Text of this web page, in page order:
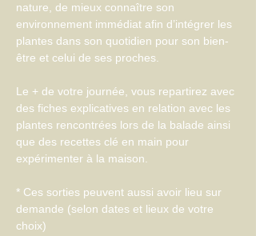
nature, de mieux connaître son
environnement immédiat afin d’intégrer les
plantes dans son quotidien pour son bien-
être et celui de ses proches.
Le + de votre journée, vous repartirez avec
des fiches explicatives en relation avec les
plantes rencontrées lors de la balade ainsi
que des recettes clé en main pour
expérimenter à la maison.
* Ces sorties peuvent aussi avoir lieu sur
demande (selon dates et lieux de votre
choix)